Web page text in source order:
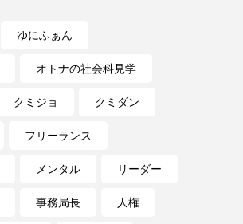
ゆにふぁん
オトナの社会科見学
クミジョ クミダン
フリーランス
メンタル リーダー
事務局長 人権